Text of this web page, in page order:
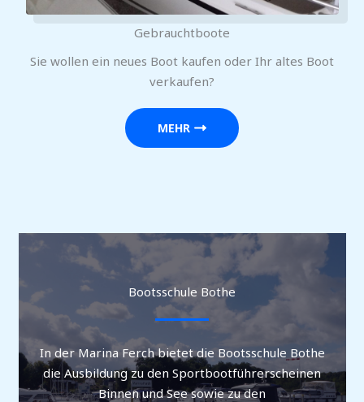
Gebrauchtboote
Sie wollen ein neues Boot kaufen oder Ihr altes Boot
verkaufen?
MEHR
Bootsschule Bothe
In der Marina Ferch bietet die Bootsschule Bothe
die Ausbildung zu den Sportbootführerscheinen
Binnen und See sowie zu den